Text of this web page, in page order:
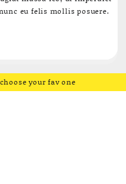
eu felis mollis posuere.
your fav one